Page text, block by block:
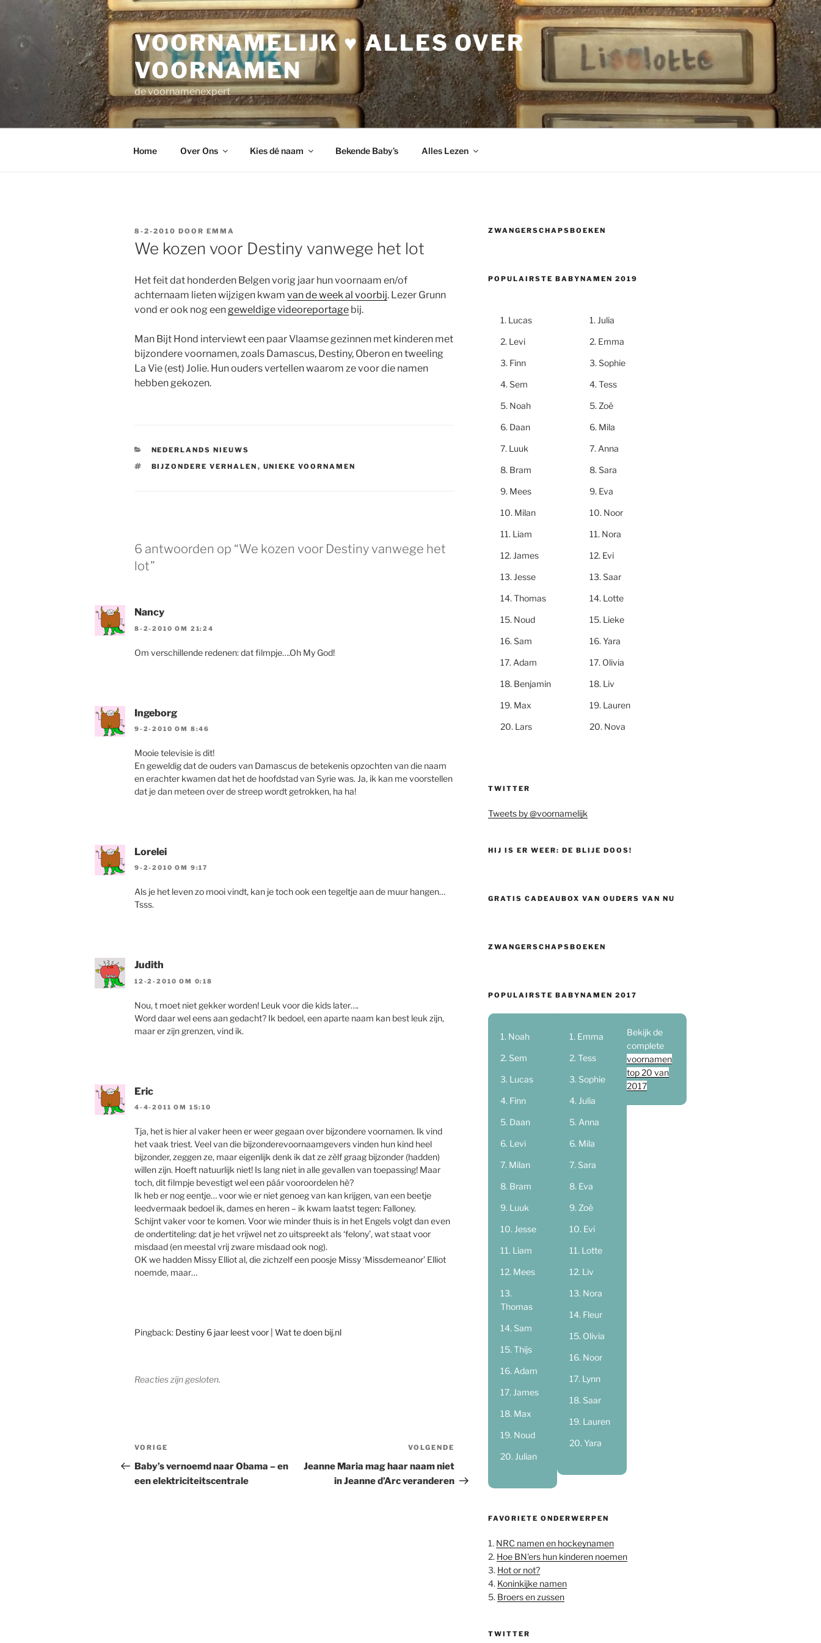
inhoud
VOORNAMELIJK ♥ ALLES OVER
VOORNAMEN
de voornamenexpert
Home Over Ons Kies dé naam Bekende Baby’s Alles Lezen
GEPLAATST
OP
8-2-2010 DOOR EMMA
We kozen voor Destiny vanwege het lot
Het feit dat honderden Belgen vorig jaar hun voornaam en/of
achternaam lieten wijzigen kwam van de week al voorbij. Lezer Grunn
vond er ook nog eengeweldige videoreportage bij.
Man Bijt Hond interviewt een paar Vlaamse gezinnen met kinderen met
bijzondere voornamen, zoals Damascus, Destiny, Oberon en tweeling
La Vie (est) Jolie. Hun ouders vertellen waarom ze voor die namen
hebben gekozen.
CATEGORIEËN
NEDERLANDS NIEUWS
TAGS
BIJZONDERE VERHALEN , UNIEKE VOORNAMEN
6 antwoorden op “We kozen voor Destiny vanwege het
lot”
Nancy
8-2-2010 OM 21:24
Om verschillende redenen: dat filmpje….Oh My God!
Ingeborg
9-2-2010 OM 8:46
Mooie televisie is dit!
En geweldig dat de ouders van Damascus de betekenis opzochten van die naam
en erachter kwamen dat het de hoofdstad van Syrie was. Ja, ik kan me voorstellen
dat je dan meteen over de streep wordt getrokken, ha ha!
Lorelei
9-2-2010 OM 9:17
Als je het leven zo mooi vindt, kan je toch ook een tegeltje aan de muur hangen…
Tsss.
Judith
12-2-2010 OM 0:18
Nou, t moet niet gekker worden! Leuk voor die kids later….
Word daar wel eens aan gedacht? Ik bedoel, een aparte naam kan best leuk zijn,
maar er zijn grenzen, vind ik.
Eric
4-4-2011 OM 15:10
Tja, het is hier al vaker heen er weer gegaan over bijzondere voornamen. Ik vind
het vaak triest. Veel van die bijzonderevoornaamgevers vinden hun kind heel
bijzonder, zeggen ze, maar eigenlijk denk ik dat ze zèlf graag bijzonder (hadden)
willen zijn. Hoeft natuurlijk niet! Is lang niet in alle gevallen van toepassing! Maar
toch, dit filmpje bevestigt wel een páár vooroordelen hè?
Ik heb er nog eentje… voor wie er niet genoeg van kan krijgen, van een beetje
leedvermaak bedoel ik, dames en heren – ik kwam laatst tegen: Falloney.
Schijnt vaker voor te komen. Voor wie minder thuis is in het Engels volgt dan even
de ondertiteling: dat je het vrijwel net zo uitspreekt als ‘felony’, wat staat voor
misdaad (en meestal vrij zware misdaad ook nog).
OK we hadden Missy Elliot al, die zichzelf een poosje Missy ‘Missdemeanor’ Elliot
noemde, maar…
Pingback: Destiny 6 jaar leest voor | Wat te doen bij.nl
Reacties zijn gesloten.
Berichtnavigatie
Vorig
bericht
VORIGE
Baby’s vernoemd naar Obama – en
een elektriciteitscentrale
bericht
VOLGENDE
Jeanne Maria mag haar naam niet
in Jeanne d’Arc veranderen
ZWANGERSCHAPSBOEKEN
POPULAIRSTE BABYNAMEN 2019
Lucas
Levi
Finn
Sem
Noah
Daan
Luuk
Bram
Mees
Milan
Liam
James
Jesse
Thomas
Noud
Sam
Adam
Benjamin
Max
Lars
Julia
Emma
Sophie
Tess
Zoë
Mila
Anna
Sara
Eva
Noor
Nora
Evi
Saar
Lotte
Lieke
Yara
Olivia
Liv
Lauren
Nova
TWITTER
Tweets by @voornamelijk
HIJ IS ER WEER: DE BLIJE DOOS!
GRATIS CADEAUBOX VAN OUDERS VAN NU
ZWANGERSCHAPSBOEKEN
POPULAIRSTE BABYNAMEN 2017
Noah
Sem
Lucas
Finn
Daan
Levi
Milan
Bram
Luuk
Jesse
Liam
Mees
Thomas
Sam
Thijs
Adam
James
Max
Noud
Julian
Emma
Tess
Sophie
Julia
Anna
Mila
Sara
Eva
Zoë
Evi
Lotte
Liv
Nora
Fleur
Olivia
Noor
Lynn
Saar
Lauren
Yara
Bekijk de
complete
voornamen
top 20 van
2017
FAVORIETE ONDERWERPEN
1. NRC namen en hockeynamen
2. Hoe BN'ers hun kinderen noemen
3. Hot or not?
4. Koninkijke namen
5. Broers en zussen
TWITTER